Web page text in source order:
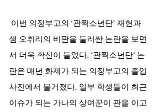
이번 의정부고의 ‘관짝소년단’ 재현과
샘 오취리의 비판을 둘러싼 논란을 보면
서 더욱 확신이 들었다. ‘관짝소년단’ 논
란은 매년 화제가 되는 의정부고의 졸업
사진에서 불거졌다. 일부 학생들이 최근
이슈가 되는 가나의 상여꾼이 관을 이고